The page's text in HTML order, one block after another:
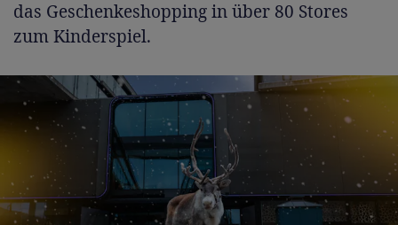
das Geschenkeshopping in über 80 Stores
zum Kinderspiel.